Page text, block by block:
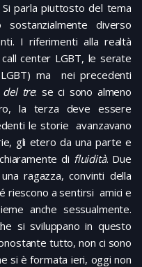
Si parla piuttosto del tema
sostanzialmente diverso
I riferimenti alla realtà
center LGBT, le serate
ma nei precedenti
del tre: se ci sono almeno
la terza deve essere
le storie avanzavano
gli etero da una parte e
di fluidità. Due
ragazza, convinti della
riescono a sentirsi amici e
anche sessualmente.
si sviluppano in questo
tutto, non ci sono
si è formata ieri, oggi non